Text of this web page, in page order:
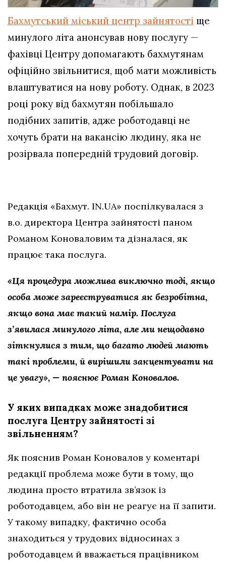
Бахмутський міський центр зайнятості ще
минулого літа анонсував нову послугу —
фахівці Центру допомагають бахмутянам
офіційно звільнитися, щоб мати можливість
влаштуватися на нову роботу. Однак, в 2023
році року від бахмутян побільшало
подібних запитів, адже роботодавці не
хочуть брати на вакансію людину, яка не
розірвала попередній трудовий договір.
Редакція «Бахмут. IN.UA» поспілкувалася з
в.о. директора Центра зайнятості паном
Романом Коноваловим та дізналася, як
працює така послуга.
«Ця процедура можлива виключно тоді, якщо
особа може зареєструватися як безробітна,
якщо вона має такий намір. Послуга
з’явилася минулого літа, але ми нещодавно
зіткнулися з тим, що багато людей мають
такі проблеми, й вирішили закцентувати на
це увагу», — пояснює Роман Коновалов.
У яких випадках може знадобитися
послуга Центру зайнятості зі
звільненням?
Як пояснив Роман Коновалов у коментарі
редакції проблема може бути в тому, що
людина просто втратила зв’язок із
роботодавцем, або він не реагує на її запити.
У такому випадку, фактично особа
знаходиться у трудових відносинах з
роботодавцем й вважається працівником